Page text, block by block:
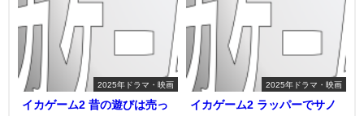
2025年ドラマ・映画
イカゲーム2 昔の遊びは売っ
2025年ドラマ・映画
イカゲーム2 ラッパーでサノ